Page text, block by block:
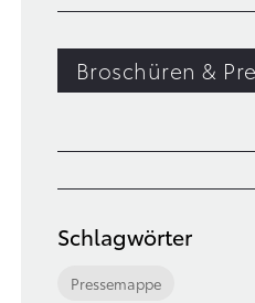
Broschüren &
Schlagwörter
Pressemappe